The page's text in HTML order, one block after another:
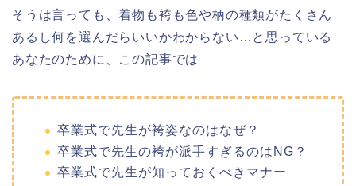
そうは言っても、着物も袴も色や柄の種類がたくさん
あるし何を選んだらいいかわからない…と思っている
あなたのために、この記事では
卒業式で先生が袴姿なのはなぜ？
卒業式で先生の袴が派手すぎるのはNG？
卒業式で先生が知っておくべきマナー